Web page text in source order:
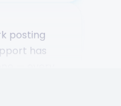
has
— every